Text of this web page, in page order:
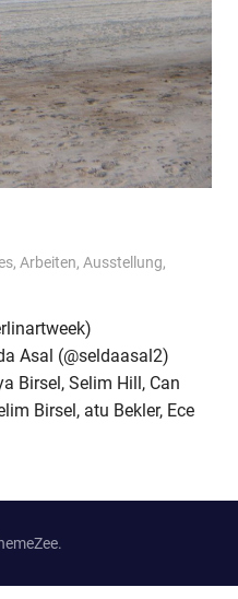
, Arbeiten, Ausstellung,
Asal (@seldaasal2)
Birsel, Selim Hill, Can
Birsel, atu Bekler, Ece